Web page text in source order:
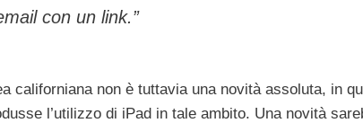
con un link.”
californiana non è tuttavia una novità assoluta, in
l’utilizzo di iPad in tale ambito. Una novità